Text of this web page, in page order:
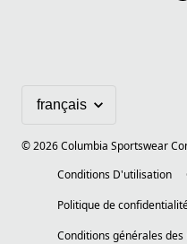
©2026Columbia Sportswear
Conditions D'utilisation
Politique de
Conditions générales